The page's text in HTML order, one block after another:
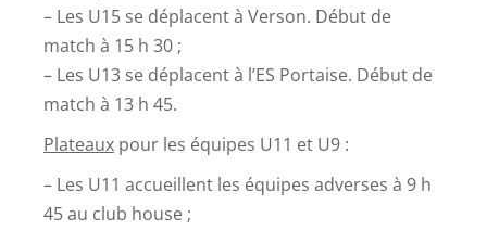
– Les U15 se déplacent à Verson. Début de
match à 15 h 30 ;
– Les U13 se déplacent à l’ES Portaise. Début de
match à 13 h 45.
Plateaux pour les équipes U11 et U9 :
– Les U11 accueillent les équipes adverses à 9 h
45 au club house ;